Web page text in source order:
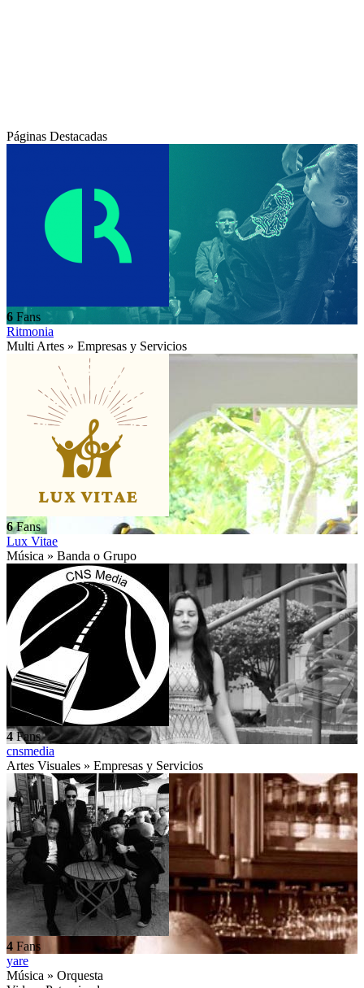
Páginas Destacadas
6 Fans
Ritmonia
Multi Artes » Empresas y Servicios
6 Fans
Lux Vitae
Música » Banda o Grupo
4 Fans
cnsmedia
Artes Visuales » Empresas y Servicios
4 Fans
yare
Música » Orquesta